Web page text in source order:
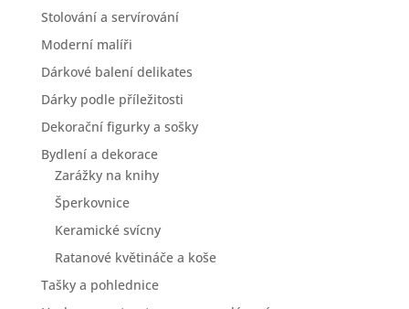
Stolování a servírování
Moderní malíři
Dárkové balení delikates
Dárky podle příležitosti
Dekorační figurky a sošky
Bydlení a dekorace
Zarážky na knihy
Šperkovnice
Keramické svícny
Ratanové květináče a koše
Tašky a pohlednice